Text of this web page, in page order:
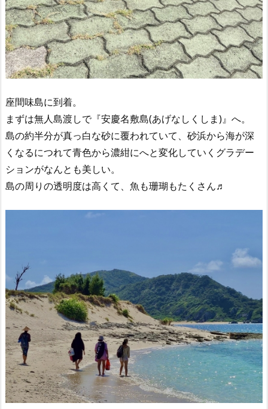
座間味島に到着。
まずは無人島渡しで『安慶名敷島(あげなしくしま)』へ。
島の約半分が真っ白な砂に覆われていて、砂浜から海が深
くなるにつれて青色から濃紺にへと変化していくグラデー
ションがなんとも美しい。
島の周りの透明度は高くて、魚も珊瑚もたくさん♬